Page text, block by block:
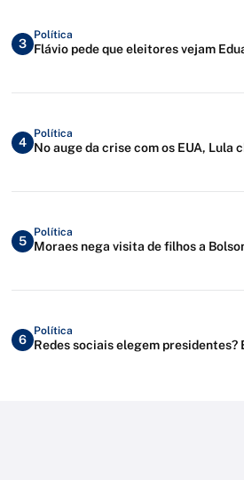
3
Política
Flávio pede que eleitores vejam
4
Política
No auge da crise com os EUA, Lula
5
Política
Moraes nega visita de filhos a
6
Política
Redes sociais elegem